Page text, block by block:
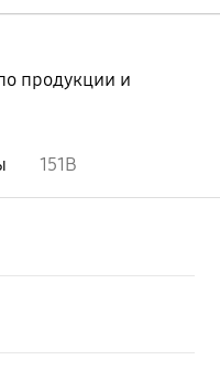
продукции и
151B